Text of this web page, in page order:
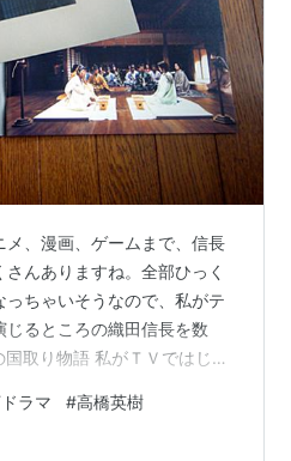
、漫画、ゲームまで、信長
んありますね。全部ひっく
ちゃいそうなので、私がテ
るところの織田信長を数
取り物語 私がＴＶではじめ
って、司馬遼太郎氏の原作
ってもらったなあ。） 藤岡
ラマ #高橋英樹